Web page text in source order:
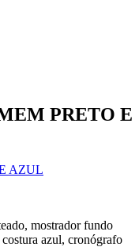
PRETO E
AZUL
mostrador fundo
azul, cronógrafo